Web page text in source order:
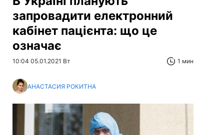
запровадити електронний
кабінет пацієнта: що це
означає
10:04 05.01.2021 Вт 1 мин
АНАСТАСИЯ РОКИТНА